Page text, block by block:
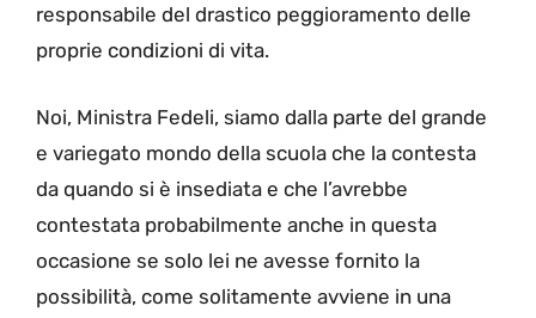
responsabile del drastico peggioramento delle
proprie condizioni di vita.
Noi, Ministra Fedeli, siamo dalla parte del grande
e variegato mondo della scuola che la contesta
da quando si è insediata e che l’avrebbe
contestata probabilmente anche in questa
occasione se solo lei ne avesse fornito la
possibilità, come solitamente avviene in una